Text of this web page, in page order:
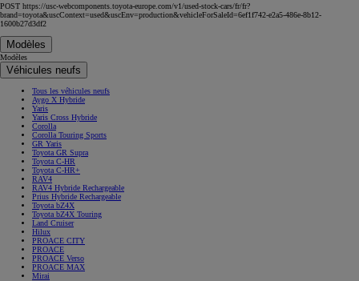
POST https://usc-webcomponents.toyota-europe.com/v1/used-stock-cars/fr/fr?
brand=toyota&uscContext=used&uscEnv=production&vehicleForSaleId=6ef1f742-e2a5-486e-8b12-
1600b27d3df2
Modèles
Modèles
Véhicules neufs
Tous les véhicules neufs
Aygo X Hybride
Yaris
Yaris Cross Hybride
Corolla
Corolla Touring Sports
GR Yaris
Toyota GR Supra
Toyota C-HR
Toyota C-HR+
RAV4
RAV4 Hybride Rechargeable
Prius Hybride Rechargeable
Toyota bZ4X
Toyota bZ4X Touring
Land Cruiser
Hilux
PROACE CITY
PROACE
PROACE Verso
PROACE MAX
Mirai